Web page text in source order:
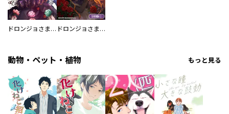
ドロンジョさまは転生しても悪役令嬢のままだった ドロンジョさまは転生しても悪役令嬢のままだった【分冊版】
動物・ペット・植物 もっと見る